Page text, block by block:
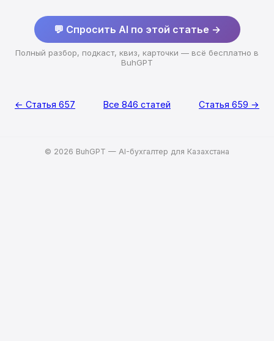
💬 Спросить AI по этой статье →
Полный разбор, подкаст, квиз, карточки — всё бесплатно в
BuhGPT
← Статья 657 Все 846 статей Статья 659 →
© 2026 BuhGPT — AI-бухгалтер для Казахстана